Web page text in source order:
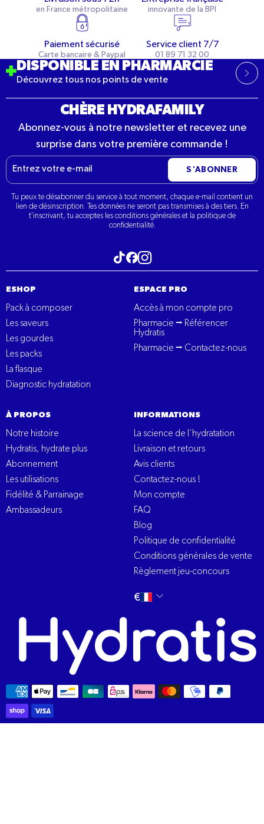
en France métropolitaine innovante de la BPI
Paiement sécurisé
Carte bancaire & Paypal
Service client 7/7
01 89 71 32 00
CHÈRE HYDRAFAMILY
Abonnez-vous à notre newsletter et recevez une
surprise dans votre première commande !
E-
mail
S'ABONNER
Tu peux te désabonner du service à tout moment, chaque e-mail contient un
lien de désinscription. Tes données ne seront pas transmises à des tiers. En
t'inscrivant, tu acceptes les conditions générales et la politique de
confidentialité.
Visitez notre tiktok
Visitez notre Facebook
DISPONIBLE EN PHARMARCIE
Découvrez tous nos points de vente
ESHOP
Pack à composer
Les saveurs
Les gourdes
Les packs
La flasque
Diagnostic hydratation
ESPACE PRO
Accès à mon compte pro
Pharmacie ⭢ Référencer
Hydratis
Pharmacie ⭢ Contactez-nous
À PROPOS
Notre histoire
Hydratis, hydrate plus
Abonnement
Les utilisations
Fidélité & Parrainage
Ambassadeurs
INFORMATIONS
La science de l’hydratation
Livraison et retours
Avis clients
Contactez-nous !
Mon compte
FAQ
Blog
Politique de confidentialité
Conditions générales de vente
Règlement jeu-concours
Changer
€ français